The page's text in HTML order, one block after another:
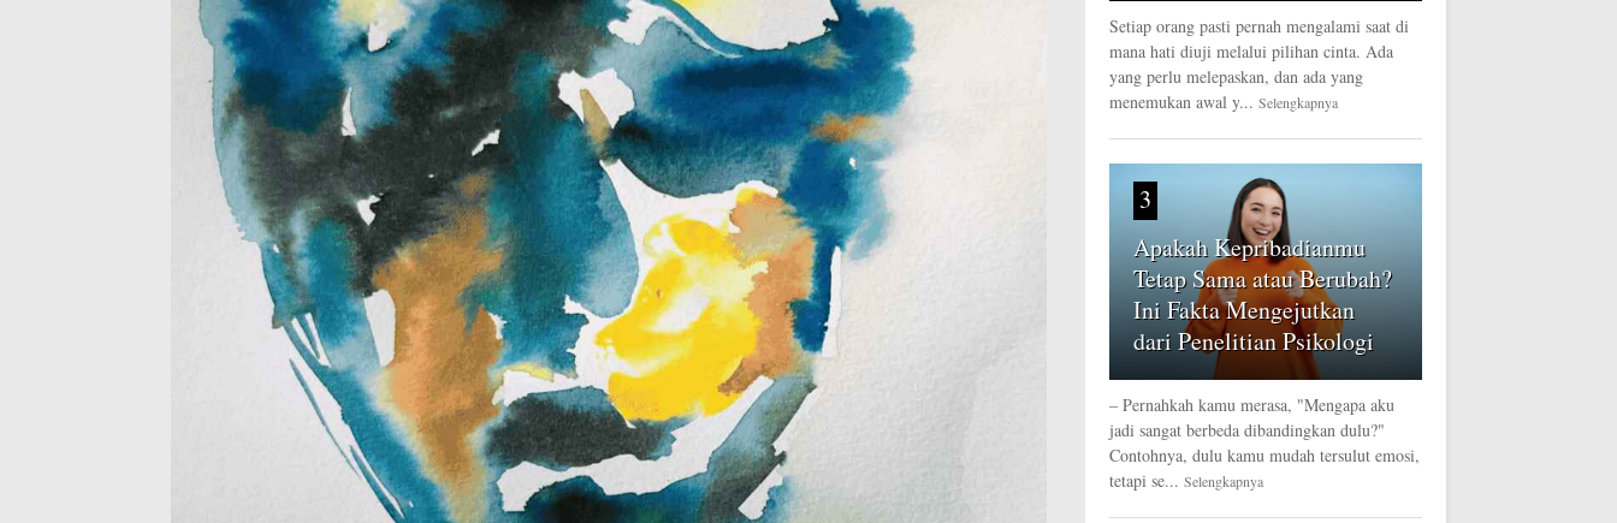
Setiap orang pasti pernah mengalami saat di
mana hati diuji melalui pilihan cinta. Ada
yang perlu melepaskan, dan ada yang
menemukan awal y... Selengkapnya
3
Apakah Kepribadianmu
Tetap Sama atau Berubah?
Ini Fakta Mengejutkan
dari Penelitian Psikologi
– Pernahkah kamu merasa, "Mengapa aku
jadi sangat berbeda dibandingkan dulu?"
Contohnya, dulu kamu mudah tersulut emosi,
tetapi se... Selengkapnya